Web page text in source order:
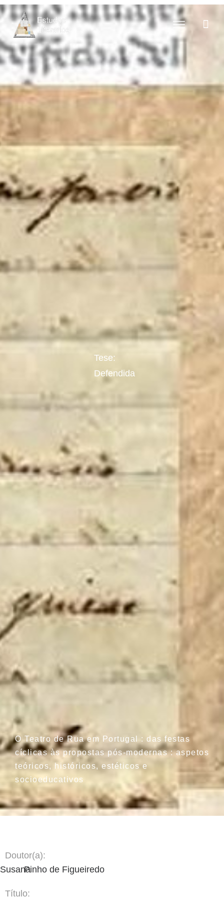
Tese:
Defendida
O Teatro de Rua em Portugal : das festas
cíclicas às propostas pós-modernas : aspetos
teóricos, históricos, estéticos e
socioeducativos
Doutor(a):
SusanaPinho de Figueiredo
Título: